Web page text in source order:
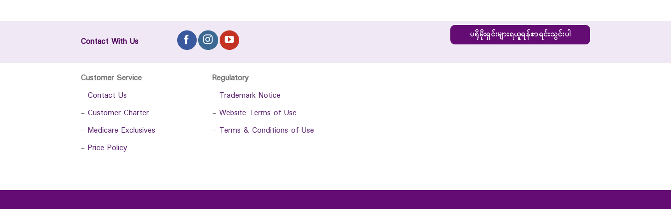
Contact With Us
ပရိုမိုးရှင်းများရယူရန်စာရင်းသွင်းပါ
Customer Service
- Contact Us
- Customer Charter
- Medicare Exclusives
- Price Policy
Regulatory
- Trademark Notice
- Website Terms of Use
- Terms & Conditions of Use